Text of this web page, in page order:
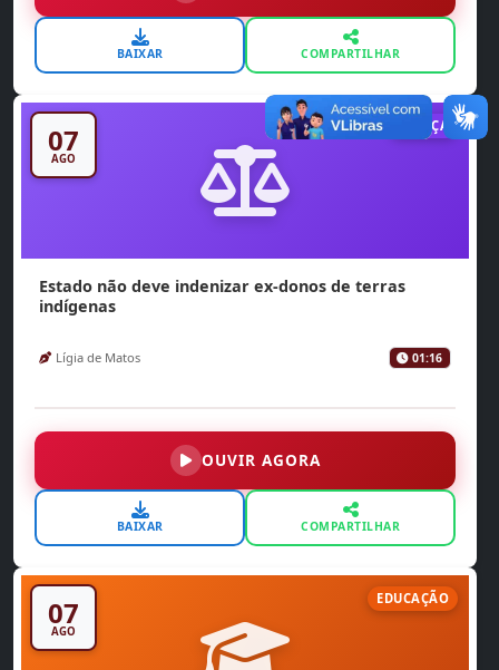
BAIXAR COMPARTILHAR
07
AGO
JUSTIÇA
Estado não deve indenizar ex-donos de terras
indígenas
Lígia de Matos 01:16
OUVIR AGORA
BAIXAR COMPARTILHAR
07
AGO
EDUCAÇÃO